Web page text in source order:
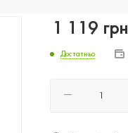
1 119 грн
Достатньо